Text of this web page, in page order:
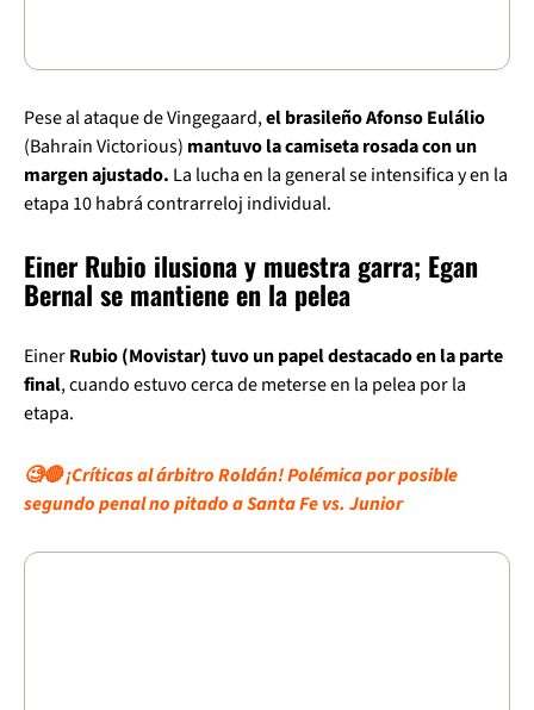
Pese al ataque de Vingegaard,el brasileño Afonso Eulálio
(Bahrain Victorious) mantuvo la camiseta rosada con un
margen ajustado. La lucha en la general se intensifica y en la
etapa 10 habrá contrarreloj individual.
Einer Rubio ilusiona y muestra garra; Egan
Bernal se mantiene en la pelea
EinerRubio (Movistar) tuvo un papel destacado en la parte
final, cuando estuvo cerca de meterse en la pelea por la
etapa.
🧐🔴 ¡Críticas al árbitro Roldán! Polémica por posible
segundo penal no pitado a Santa Fe vs. Junior